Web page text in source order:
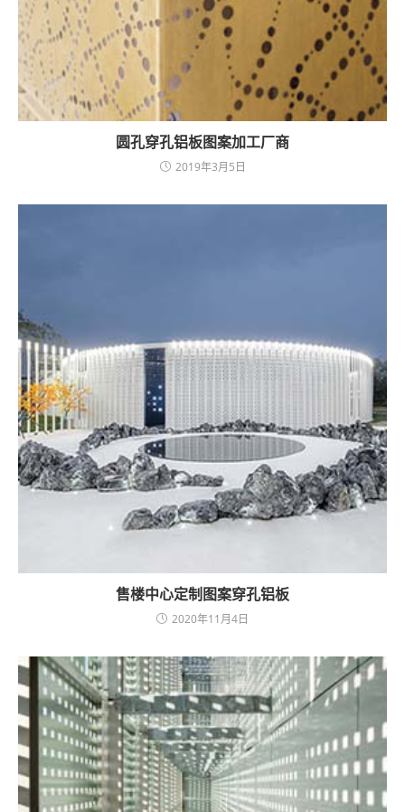
圆孔穿孔铝板图案加工厂商
2019年3月5日
售楼中心定制图案穿孔铝板
2020年11月4日